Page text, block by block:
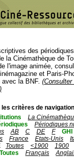
des
la Cinémathèque de
l'image animée,
et Paris-
avec la BNF.
critères de
La
Périodiques
AB C DE F
GHI
France Etats-Unis
Toutes <1900
1900
Toutes Français